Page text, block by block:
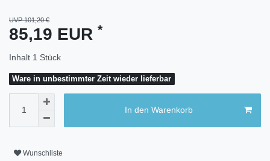
UVP 101,20 €
85,19 EUR *
Inhalt 1 Stück
Ware in unbestimmter Zeit wieder lieferbar
In den Warenkorb
Wunschliste